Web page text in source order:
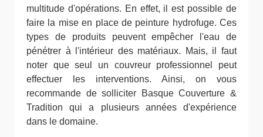
multitude d'opérations. En effet, il est possible de
faire la mise en place de peinture hydrofuge. Ces
types de produits peuvent empêcher l'eau de
pénétrer à l'intérieur des matériaux. Mais, il faut
noter que seul un couvreur professionnel peut
effectuer les interventions. Ainsi, on vous
recommande de solliciter Basque Couverture &
Tradition qui a plusieurs années d'expérience
dans le domaine.